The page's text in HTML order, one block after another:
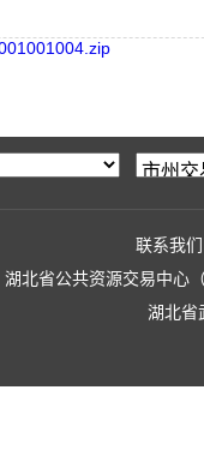
联系我们
湖北省公共资源交易中心
湖北省